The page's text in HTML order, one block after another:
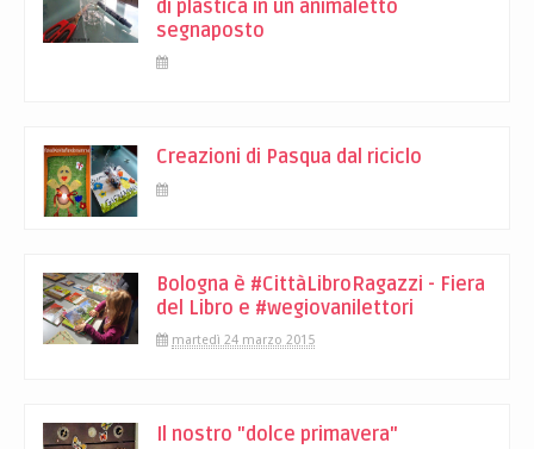
di plastica in un animaletto
segnaposto
Creazioni di Pasqua dal riciclo
Bologna è #CittàLibroRagazzi - Fiera
del Libro e #wegiovanilettori
martedì 24 marzo 2015
Il nostro "dolce primavera"